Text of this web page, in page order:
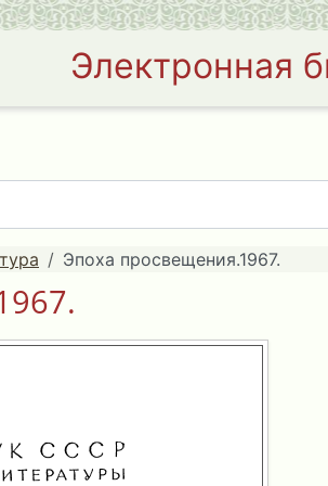
Электронная
Эпоха просвещения.1967.